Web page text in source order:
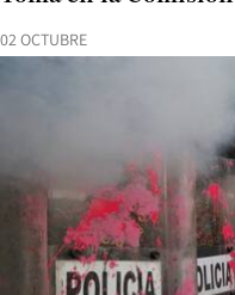
02 OCTUBRE